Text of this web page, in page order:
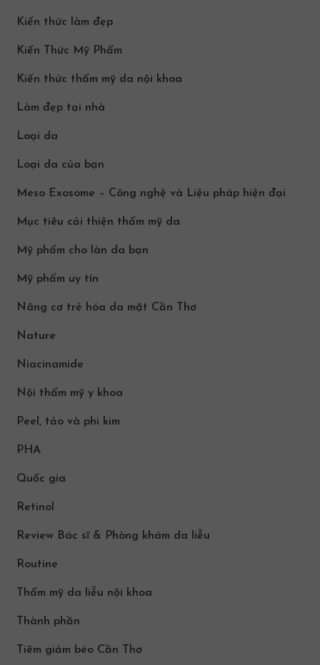
Kiến thức làm đẹp
Kiến Thức Mỹ Phẩm
Kiến thức thẩm mỹ da nội khoa
Làm đẹp tại nhà
Loại da
Loại da của bạn
Meso Exosome – Công nghệ và Liệu pháp hiện đại
Mục tiêu cải thiện thẩm mỹ da
Mỹ phẩm cho làn da bạn
Mỹ phẩm uy tín
Nâng cơ trẻ hóa da mặt Cần Thơ
Nature
Niacinamide
Nội thẩm mỹ y khoa
Peel, tảo và phi kim
PHA
Quốc gia
Retinol
Review Bác sĩ & Phòng khám da liễu
Routine
Thẩm mỹ da liễu nội khoa
Thành phần
Tiêm giảm béo Cần Thơ